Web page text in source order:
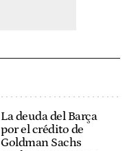
La deuda del Barça
por el crédito de
Goldman Sachs